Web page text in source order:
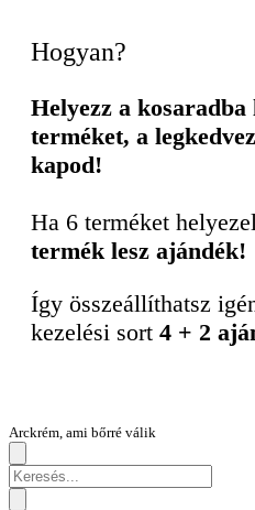
Hogyan?
Helyezz a kosaradba
terméket, a
kapod!
Ha 6 terméket
termék lesz ajándék!
Így összeállíthatsz
kezelési sort 4 + 2
Arckrém, ami bőrré válik